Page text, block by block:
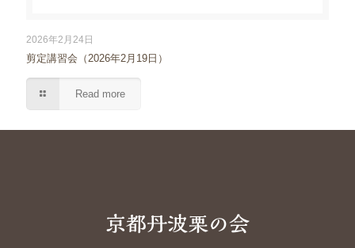
2026年2月24日
剪定講習会（2026年2月19日）
Read more